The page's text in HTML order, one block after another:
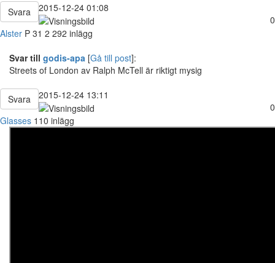
Svara
2015-12-24 01:08
0
Alster P 31 2 292 inlägg
Svar till godis-apa [Gå till post]:
Streets of London av Ralph McTell är riktigt mysig
Svara
2015-12-24 13:11
0
Glasses 110 inlägg